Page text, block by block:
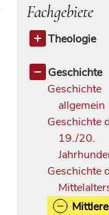
Fachgebiete
Theologie
Geschichte
Geschichte
allgemein
Geschichte
19./20.
Geschichte
Mittlere